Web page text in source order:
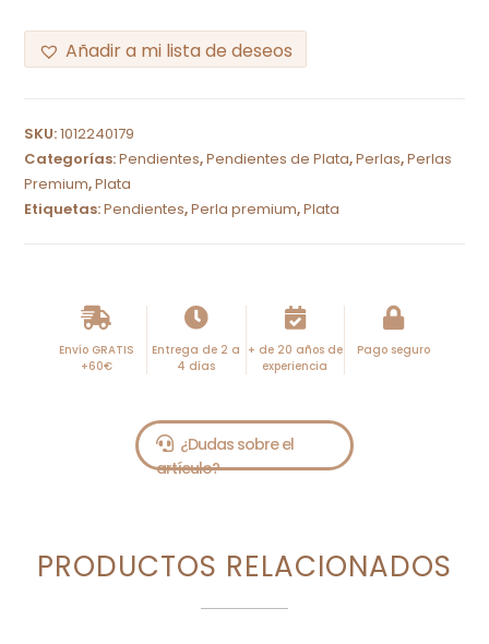
Añadir a mi lista de deseos
t
e
r
SKU:1012240179
Categorías:Pendientes,Pendientes de Plata,Perlas,Perlas
Premium,Plata
Etiquetas:Pendientes,Perla premium,Plata
Envío GRATIS
+60€
Entrega de 2 a
4 días
+ de 20 años de
experiencia
Pago seguro
PRODUCTOS RELACIONADOS